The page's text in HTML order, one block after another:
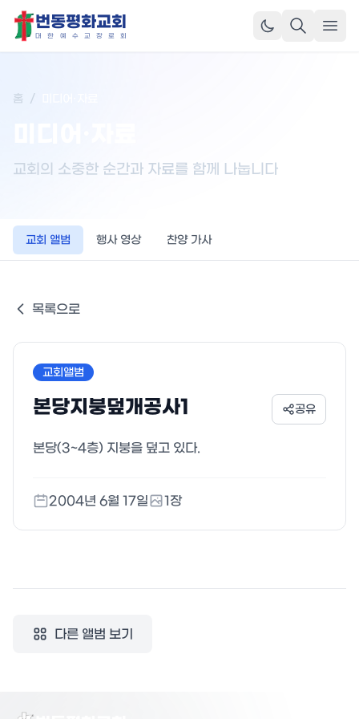
번동평화교회
대 한 예 수 교 장 로 회
메뉴
홈 /
교회의 소중한 순간과 자료를 함께 나눕니다
교회 앨범 행사 영상 찬양 가사
목록으로
교회앨범
본당지붕덮개공사1 공유
본당(3~4층) 지붕을 덮고 있다.
2004년 6월 17일 1 장
다른 앨범 보기